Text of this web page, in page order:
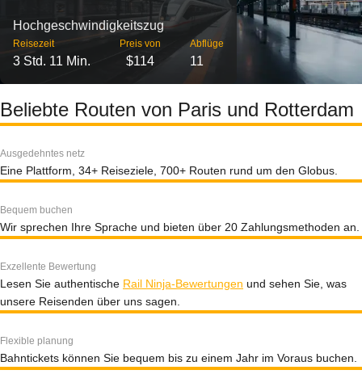
Hochgeschwindigkeitszug
Reisezeit
3 Std. 11 Min.
Preis von
$114
Abflüge
11
Beliebte Routen von Paris und Rotterdam
Ausgedehntes netz
Eine Plattform, 34+ Reiseziele, 700+ Routen rund um den Globus.
Bequem buchen
Wir sprechen Ihre Sprache und bieten über 20 Zahlungsmethoden an.
Exzellente Bewertung
Lesen Sie authentische Rail Ninja-Bewertungen und sehen Sie, was
unsere Reisenden über uns sagen.
Flexible planung
Bahntickets können Sie bequem bis zu einem Jahr im Voraus buchen.